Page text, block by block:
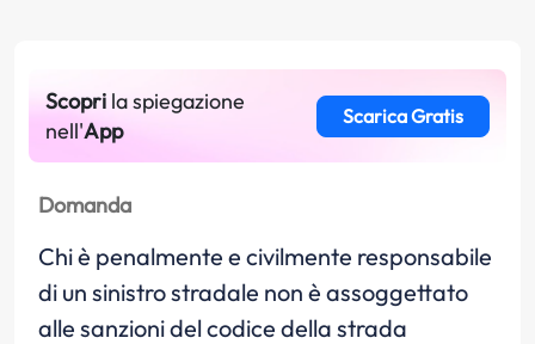
Scopri la spiegazione
nell'App
Scarica Gratis
Domanda
Chi è penalmente e civilmente responsabile
di un sinistro stradale non è assoggettato
alle sanzioni del codice della strada